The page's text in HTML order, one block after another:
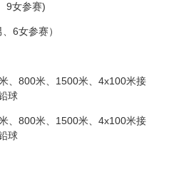
9女参赛)
6女参赛）
、800米、1500米、4x100米接
球
、800米、1500米、4x100米接
球